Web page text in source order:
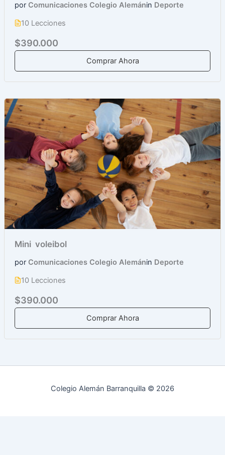
por Comunicaciones Colegio Alemánin Deporte
10 Lecciones
$390.000
Comprar Ahora
Mini voleibol
por Comunicaciones Colegio Alemánin Deporte
10 Lecciones
$390.000
Comprar Ahora
Colegio Alemán Barranquilla © 2026